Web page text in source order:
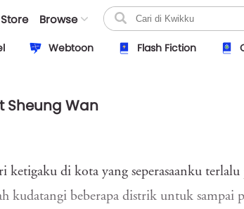
Store Browse
Webtoon Flash Fiction
Sheung Wan
ketigaku di kota yang seperasaanku
kudatangi beberapa distrik untuk sampai